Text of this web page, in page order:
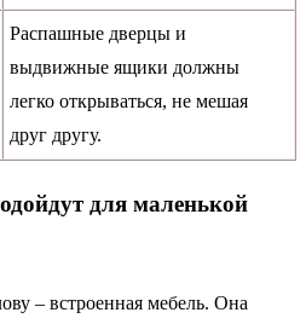
Распашные дверцы и
выдвижные ящики должны
легко открываться, не мешая
друг другу.
для маленькой
– встроенная мебель. Она